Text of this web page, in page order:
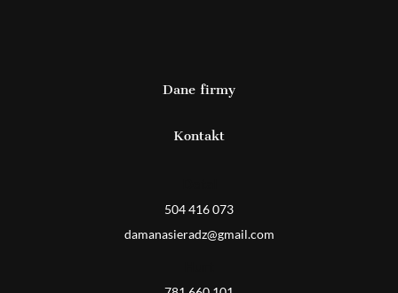
Dane firmy
Kontakt
504 416 073
damanasieradz@gmail.com